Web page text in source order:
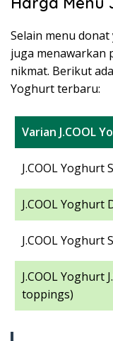
Selain menu donat
juga menawarkan
nikmat. Berikut
Yoghurt terbaru:
Varian J.COOL
J.COOL Yoghurt
J.COOL Yoghurt
J.COOL Yoghurt
J.COOL Yoghurt
toppings)